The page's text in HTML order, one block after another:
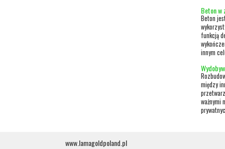
Beton w
Beton
funkcją
innym
między
ważnymi
www.lamagoldpoland.pl